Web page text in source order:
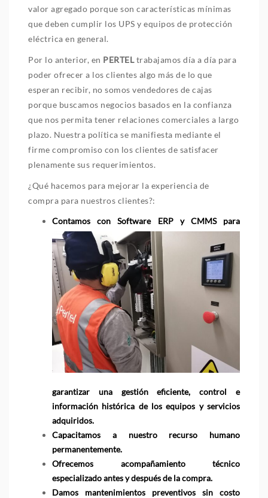
valor agregado porque son características mínimas
que deben cumplir los UPS y equipos de protección
eléctrica en general.
Por lo anterior, en PERTELtrabajamos día a día para
poder ofrecer a los clientes algo más de lo que
esperan recibir, no somos vendedores de cajas
porque buscamos negocios basados en la confianza
que nos permita tener relaciones comerciales a largo
plazo. Nuestra política se manifiesta mediante el
firme compromiso con los clientes de satisfacer
plenamente sus requerimientos.
¿Qué hacemos para mejorar la experiencia de
compra para nuestros clientes?:
Contamos con Software ERP y CMMS para
garantizar una gestión eficiente, control e
información histórica de los equipos y servicios
adquiridos.
Capacitamos a nuestro recurso humano
permanentemente.
Ofrecemos acompañamiento técnico
especializado antes y después de la compra.
Damos mantenimientos preventivos sin costo